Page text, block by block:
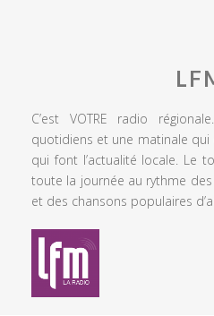
C’est VOTRE radio
quotidiens et une matinale
qui font l’actualité locale. Le
toute la journée au rythme des
et des chansons populaires